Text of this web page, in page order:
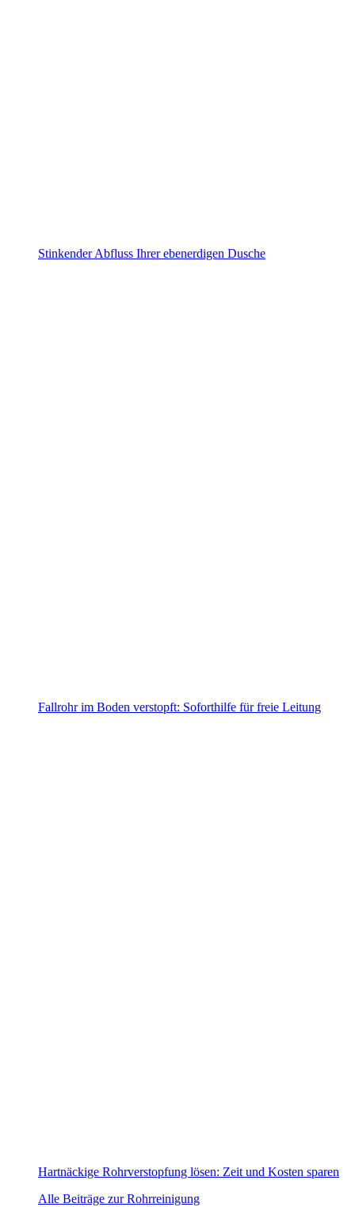
Stinkender Abfluss Ihrer ebenerdigen Dusche
Fallrohr im Boden verstopft: Soforthilfe für freie Leitung
Hartnäckige Rohrverstopfung lösen: Zeit und Kosten sparen
Alle Beiträge zur Rohrreinigung